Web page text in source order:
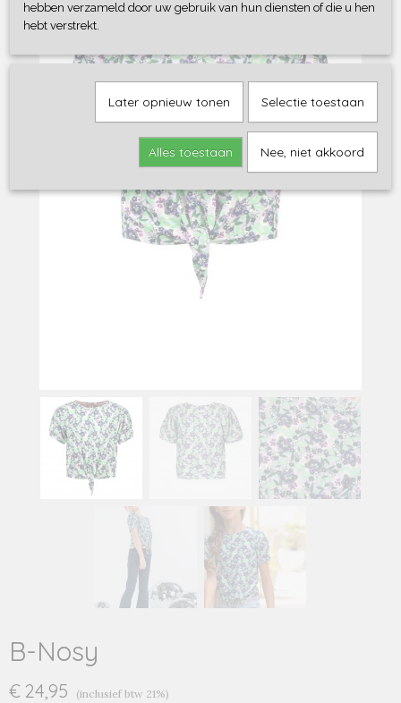
B-Nosy
€ 24,95 (inclusief btw 21%)
hebben verzameld door uw gebruik van hun diensten of die u hen
hebt verstrekt.
Later opnieuw tonen Selectie toestaan
Alles toestaan Nee, niet akkoord